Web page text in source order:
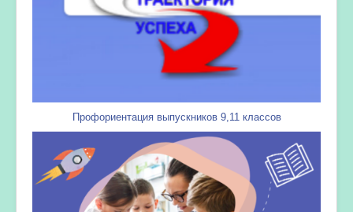
Профориентация выпускников 9,11 классов